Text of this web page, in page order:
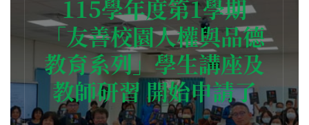
115學年度第1學期
「友善校園人權與品德
教育系列」學生講座及
教師研習 開始申請了